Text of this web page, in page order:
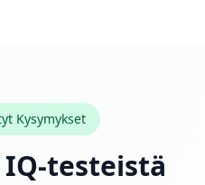
Kysymykset
testeistä